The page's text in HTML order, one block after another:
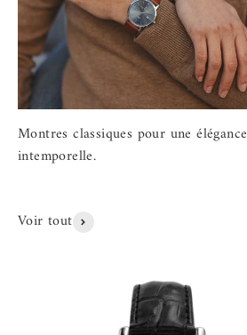
Montres classiques pour une élégance
intemporelle.
Voir tout